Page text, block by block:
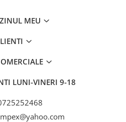
MEU
LUNI-VINERI 9-18